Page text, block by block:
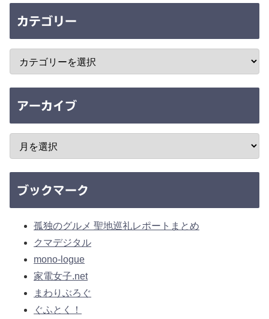
カテゴリー
アーカイブ
ブックマーク
孤独のグルメ 聖地巡礼レポートまとめ
クマデジタル
mono-logue
家電女子.net
まわりぶろぐ
ぐふとく！